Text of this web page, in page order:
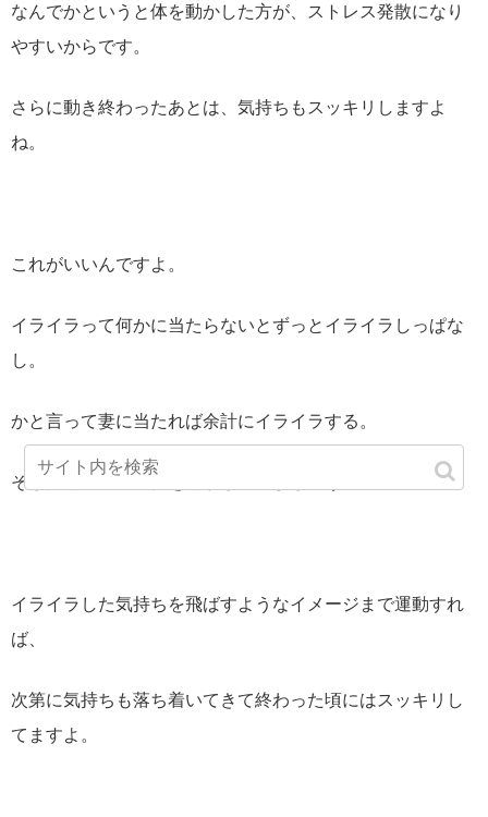
なんでかというと体を動かした方が、ストレス発散になり
やすいからです。
さらに動き終わったあとは、気持ちもスッキリしますよ
ね。
これがいいんですよ。
イライラって何かに当たらないとずっとイライラしっぱな
し。
かと言って妻に当たれば余計にイライラする。
そしたら、全力で体を動かしてみましょう。
イライラした気持ちを飛ばすようなイメージまで運動すれ
ば、
次第に気持ちも落ち着いてきて終わった頃にはスッキリし
てますよ。